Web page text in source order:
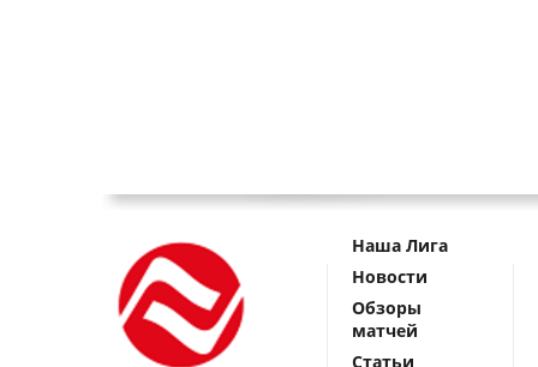
Наша Лига
Новости
Обзоры
матчей
Статьи